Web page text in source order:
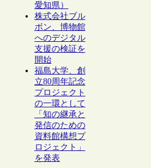
愛知県）
株式会社ブル
ボン、博物館
へのデジタル
支援の検証を
開始
福島大学、創
立80周年記念
プロジェクト
の一環として
「知の継承と
発信のための
資料館構想プ
ロジェクト」
を発表